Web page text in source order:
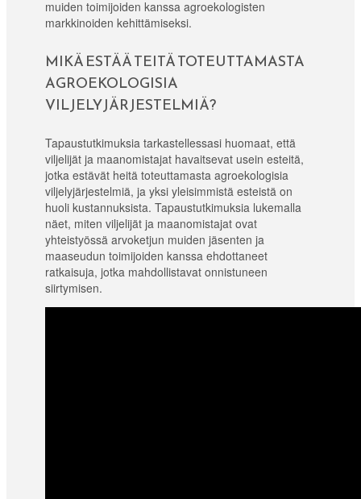
muiden toimijoiden kanssa agroekologisten
markkinoiden kehittämiseksi.
MIKÄ ESTÄÄ TEITÄ TOTEUTTAMASTA
AGROEKOLOGISIA
VILJELYJÄRJESTELMIÄ?
Tapaustutkimuksia tarkastellessasi huomaat, että
viljelijät ja maanomistajat havaitsevat usein esteitä,
jotka estävät heitä toteuttamasta agroekologisia
viljelyjärjestelmiä, ja yksi yleisimmistä esteistä on
huoli kustannuksista. Tapaustutkimuksia lukemalla
näet, miten viljelijät ja maanomistajat ovat
yhteistyössä arvoketjun muiden jäsenten ja
maaseudun toimijoiden kanssa ehdottaneet
ratkaisuja, jotka mahdollistavat onnistuneen
siirtymisen.